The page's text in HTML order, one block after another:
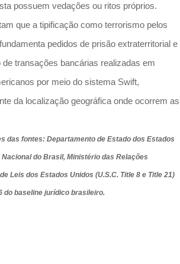
possuem vedações ou ritos próprios.
que a tipificação como terrorismo pelos
pedidos de prisão extraterritorial e
de transações bancárias realizadas em
por meio do sistema Swift,
da localização geográfica onde ocorrem as
das fontes: Departamento de Estado dos Estados
do Brasil, Ministério das Relações
Leis dos Estados Unidos (U.S.C. Title 8 e Title 21)
do baseline jurídico brasileiro.